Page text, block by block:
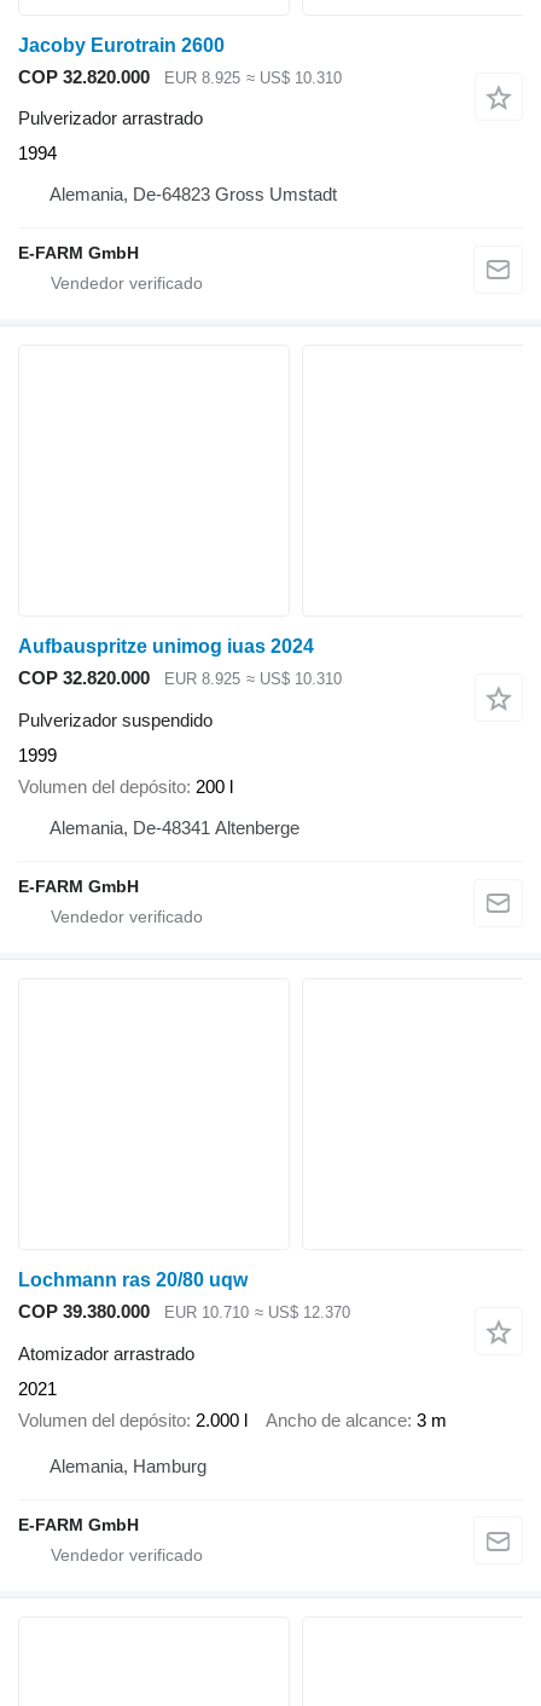
Jacoby Eurotrain 2600
COP 32.820.000
EUR 8.925 ≈ US$ 10.310
Pulverizador arrastrado
1994
Alemania, De-64823 Gross Umstadt
E-FARM GmbH
Aufbauspritze unimog iuas 2024
COP 32.820.000
EUR 8.925 ≈ US$ 10.310
Pulverizador suspendido
1999
Volumen del depósito 200 l
Alemania, De-48341 Altenberge
E-FARM GmbH
Lochmann ras 20/80 uqw
COP 39.380.000
EUR 10.710 ≈ US$ 12.370
Atomizador arrastrado
2021
Volumen del depósito 2.000 l Ancho de alcance 3 m
Alemania, Hamburg
E-FARM GmbH